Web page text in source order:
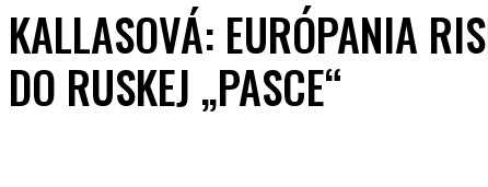
KALLASOVÁ: EURÓPANIA
DO RUSKEJ „PASCE“